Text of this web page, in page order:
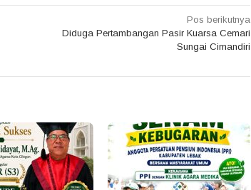
Pos berikutnya
Diduga Pertambangan Pasir Kuarsa Cemari
Sungai Cimandiri